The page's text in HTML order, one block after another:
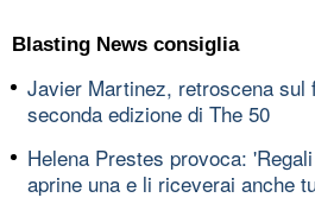
Blasting News consiglia
Javier Martinez, retroscena sul
seconda edizione di The 50
Helena Prestes provoca:
aprine una e li riceverai anche